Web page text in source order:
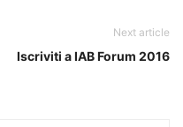
Next article
Iscriviti a IAB Forum 2016